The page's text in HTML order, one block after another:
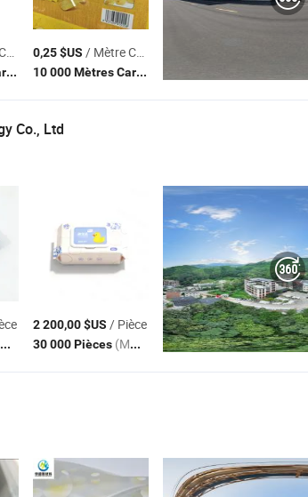
20 000 Mètres Carrés (MOQ)
0,25 $US / Mètre Carré
10 000 Mètres Carrés
Co., Ltd
2 200,00 $US / Pièce
30 000 Pièces (MOQ)
film en PVC pour imperméable ,filmen PVC ESD ,